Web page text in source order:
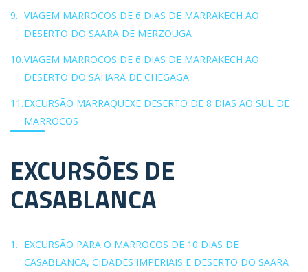
VIAGEM MARROCOS DE 6 DIAS DE MARRAKECH AO
DESERTO DO SAARA DE MERZOUGA
VIAGEM MARROCOS DE 6 DIAS DE MARRAKECH AO
DESERTO DO SAHARA DE CHEGAGA
EXCURSÃO MARRAQUEXE DESERTO DE 8 DIAS AO SUL DE
MARROCOS
EXCURSÕES DE
CASABLANCA
EXCURSÃO PARA O MARROCOS DE 10 DIAS DE
CASABLANCA, CIDADES IMPERIAIS E DESERTO DO SAARA